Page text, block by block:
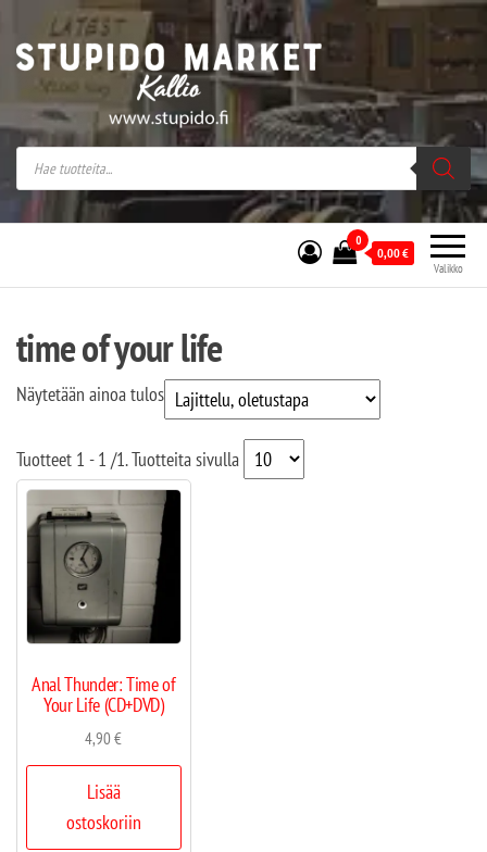
Stupido Market – verkossa ja kivijalassa
Stupido Market on vaihtoehtomusaan
erikoistunut verkko- sekä
kivijalkakauppa Helsingissä Kallion
sydämessä.
Valikko
0
0,00€
time of your life
Näytetään ainoa tulos
Tuotteet 1 - 1 /1. Tuotteita sivulla
Anal Thunder: Time of
Your Life (CD+DVD)
4,90€
Lisää
ostoskoriin